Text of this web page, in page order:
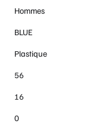
Hommes
BLUE
Plastique
56
16
0